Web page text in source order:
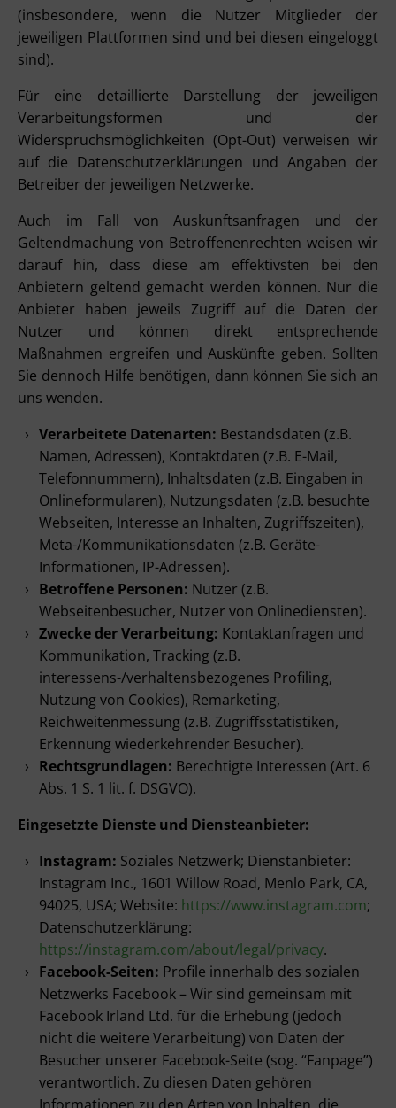
(insbesondere, wenn die Nutzer Mitglieder der
jeweiligen Plattformen sind und bei diesen eingeloggt
sind).
Für eine detaillierte Darstellung der jeweiligen
Verarbeitungsformen und der
Widerspruchsmöglichkeiten (Opt-Out) verweisen wir
auf die Datenschutzerklärungen und Angaben der
Betreiber der jeweiligen Netzwerke.
Auch im Fall von Auskunftsanfragen und der
Geltendmachung von Betroffenenrechten weisen wir
darauf hin, dass diese am effektivsten bei den
Anbietern geltend gemacht werden können. Nur die
Anbieter haben jeweils Zugriff auf die Daten der
Nutzer und können direkt entsprechende
Maßnahmen ergreifen und Auskünfte geben. Sollten
Sie dennoch Hilfe benötigen, dann können Sie sich an
uns wenden.
Verarbeitete Datenarten: Bestandsdaten (z.B.
Namen, Adressen), Kontaktdaten (z.B. E-Mail,
Telefonnummern), Inhaltsdaten (z.B. Eingaben in
Onlineformularen), Nutzungsdaten (z.B. besuchte
Webseiten, Interesse an Inhalten, Zugriffszeiten),
Meta-/Kommunikationsdaten (z.B. Geräte-
Informationen, IP-Adressen).
Betroffene Personen: Nutzer (z.B.
Webseitenbesucher, Nutzer von Onlinediensten).
Zwecke der Verarbeitung: Kontaktanfragen und
Kommunikation, Tracking (z.B.
interessens-/verhaltensbezogenes Profiling,
Nutzung von Cookies), Remarketing,
Reichweitenmessung (z.B. Zugriffsstatistiken,
Erkennung wiederkehrender Besucher).
Rechtsgrundlagen: Berechtigte Interessen (Art. 6
Abs. 1 S. 1 lit. f. DSGVO).
Eingesetzte Dienste und Diensteanbieter:
Instagram: Soziales Netzwerk; Dienstanbieter:
Instagram Inc., 1601 Willow Road, Menlo Park, CA,
94025, USA; Website: https://www.instagram.com;
Datenschutzerklärung:
https://instagram.com/about/legal/privacy.
Facebook-Seiten: Profile innerhalb des sozialen
Netzwerks Facebook – Wir sind gemeinsam mit
Facebook Irland Ltd. für die Erhebung (jedoch
nicht die weitere Verarbeitung) von Daten der
Besucher unserer Facebook-Seite (sog. “Fanpage”)
verantwortlich. Zu diesen Daten gehören